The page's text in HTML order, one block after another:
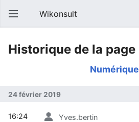
Wikonsult
Historique de la page
Numérique
24 février 2019
Yves.bertin
16:24